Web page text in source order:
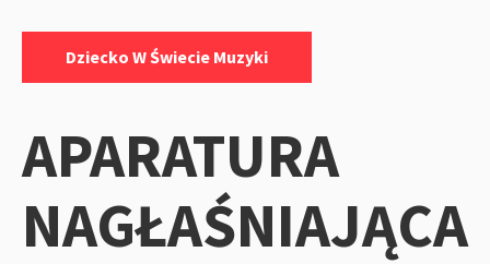
Dziecko W Świecie Muzyki
APARATURA
NAGŁAŚNIAJĄCA